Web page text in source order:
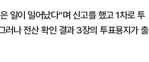
일이 일어났다”며 신고를 했고 1차로 투
러나 전산 확인 결과 3장의 투표용지가 출